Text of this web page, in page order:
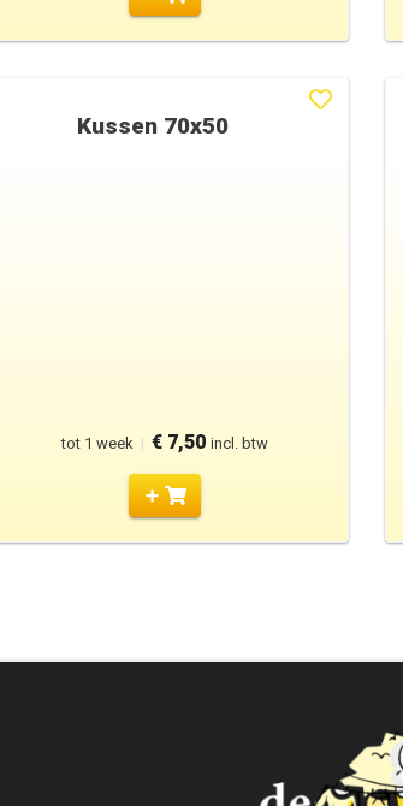
Kussen 70x50
tot 1 week | € 7,50 incl. btw